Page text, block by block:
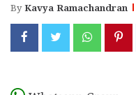
ByKavya Ramachandran